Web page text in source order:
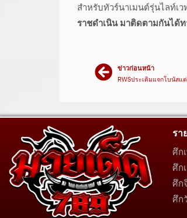
สำหรับทัวร์นาเมนต์รุ่นไลท์เ
ราชดำเนิน มาติดตามกันได้
ข่าวก่อนหน้า
RWSประเดิมแจกโบนัสแ
รา
ศึก
ศึก
ศึก
ศึก